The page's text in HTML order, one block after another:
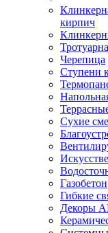
кирпич
Черепица
Ступени
Сухие
Газобетон
Гибкие
Декоры